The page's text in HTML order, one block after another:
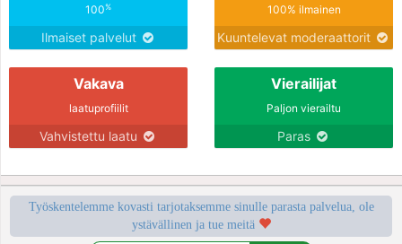
100%
Ilmaiset palvelut
100% ilmainen
Kuuntelevat moderaattorit
Vakava
laatuprofiilit
Vahvistettu laatu
Vierailijat
Paljon vierailtu
Paras
Työskentelemme kovasti tarjotaksemme sinulle parasta palvelua, ole
ystävällinen ja tue meitä